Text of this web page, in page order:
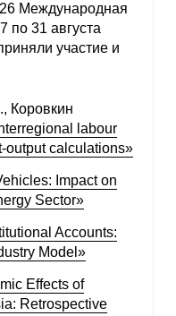
Международная
по 31 августа
участие и
Коровкин
labour
output calculations»
Impact on
Sector»
Accounts:
Model»
Effects of
Retrospective